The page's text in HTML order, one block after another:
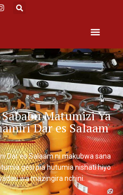
Matumizi Ya
Dar es Salaam
Dar es Salaam ni makubwa sana
gesi pia hutumia nishati hiyo
wa mazingira nchini.